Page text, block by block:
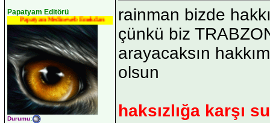
Papatyam Editörü
Papatyam Medineweb Emekdarı
Durumu:
rainman bizde
çünkü biz
arayacaksın
olsun
haksızlığa karşı